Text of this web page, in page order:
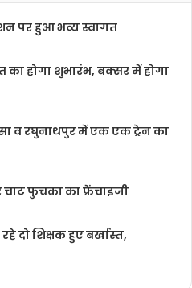
पर हुआ भव्य स्वागत
होगा शुभारंभ, बक्सर में होगा
व रघुनाथपुर में एक एक ट्रेन का
फुचका का फ्रेंचाइजी
दो शिक्षक हुए बर्खास्त,